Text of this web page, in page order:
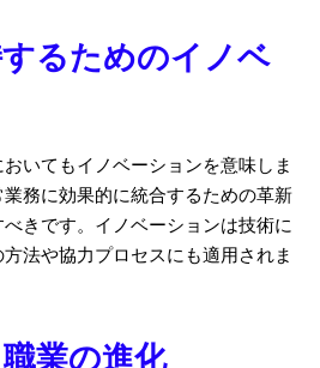
るためのイノベ
いてもイノベーションを意味しま
務に効果的に統合するための革新
きです。イノベーションは技術に
法や協力プロセスにも適用されま